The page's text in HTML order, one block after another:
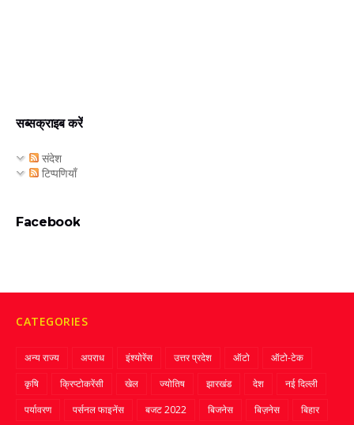
सब्सक्राइब करें
संदेश
टिप्पणियाँ
Facebook
CATEGORIES
अन्य राज्य अपराध इंश्योरेंस उत्तर प्रदेश ऑटो
ऑटो-टेक
कृषि
क्रिप्‍टोकरेंसी खेल ज्‍योतिष झारखंड देश
नई दिल्ली
पर्यावरण
पर्सनल फाइनेंस बजट 2022 बिजनेस बिज़नेस
बिहार